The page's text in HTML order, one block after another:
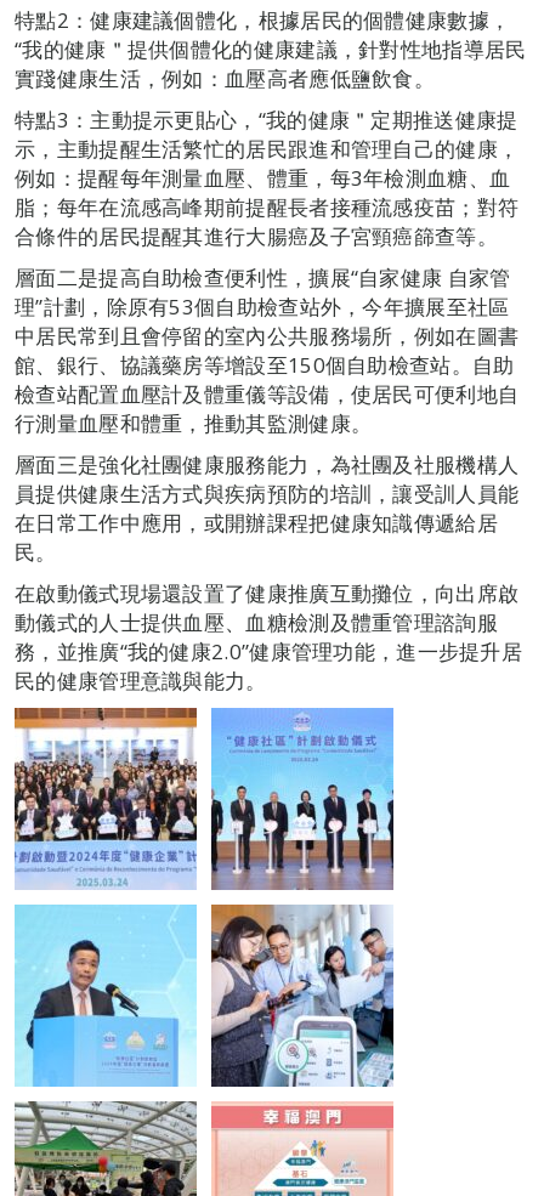
特點2：健康建議個體化，根據居民的個體健康數據，
“我的健康＂提供個體化的健康建議，針對性地指導居民
實踐健康生活，例如：血壓高者應低鹽飲食。
特點3：主動提示更貼心，“我的健康＂定期推送健康提
示，主動提醒生活繁忙的居民跟進和管理自己的健康，
例如：提醒每年測量血壓、體重，每3年檢測血糖、血
脂；每年在流感高峰期前提醒長者接種流感疫苗；對符
合條件的居民提醒其進行大腸癌及子宮頸癌篩查等。
層面二是提高自助檢查便利性，擴展“自家健康 自家管
理”計劃，除原有53個自助檢查站外，今年擴展至社區
中居民常到且會停留的室內公共服務場所，例如在圖書
館、銀行、協議藥房等增設至150個自助檢查站。自助
檢查站配置血壓計及體重儀等設備，使居民可便利地自
行測量血壓和體重，推動其監測健康。
層面三是強化社團健康服務能力，為社團及社服機構人
員提供健康生活方式與疾病預防的培訓，讓受訓人員能
在日常工作中應用，或開辦課程把健康知識傳遞給居
民。
在啟動儀式現場還設置了健康推廣互動攤位，向出席啟
動儀式的人士提供血壓、血糖檢測及體重管理諮詢服
務，並推廣“我的健康2.0”健康管理功能，進一步提升居
民的健康管理意識與能力。